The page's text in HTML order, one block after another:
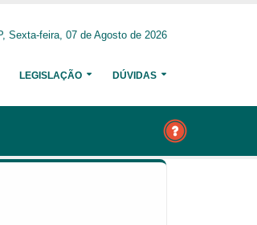
Sexta-feira, 07 de Agosto de 2026
LEGISLAÇÃO DÚVIDAS